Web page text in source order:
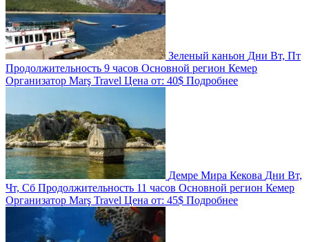
Зеленый каньон Дни Вт, Пт
Продолжительность 9 часов Основной регион Кемер
Организатор Marş Travel Цена от: 40$ Подробнее
Демре Мира Кекова Дни Вт,
Чт, Сб Продолжительность 11 часов Основной регион Кемер
Организатор Marş Travel Цена от: 45$ Подробнее